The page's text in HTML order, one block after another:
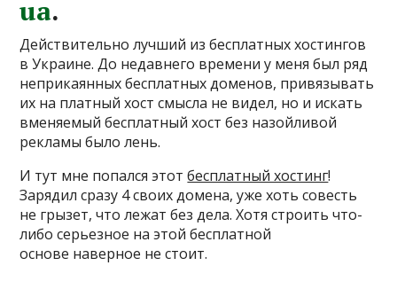
ua.
Действительно лучший из бесплатных хостингов
в Украине. До недавнего времени у меня был ряд
неприкаянных бесплатных доменов, привязывать
их на платный хост смысла не видел, но и искать
вменяемый бесплатный хост без назойливой
рекламы было лень.
И тут мне попался этотбесплатный хостинг!
Зарядил сразу 4 своих домена, уже хоть совесть
не грызет, что лежат без дела. Хотя строить что-
либо серьезное на этой бесплатной
основе наверное не стоит.